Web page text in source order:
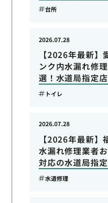
台所
【2026年最新】
ンク内水漏れ修
選！水道局指定
2026.07.28
トイレ
【2026年最新】
水漏れ修理業者
対応の水道局指
2026.07.28
水道修理